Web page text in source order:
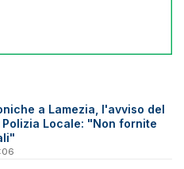
a Lamezia, l'avviso del
Polizia Locale: "Non fornite